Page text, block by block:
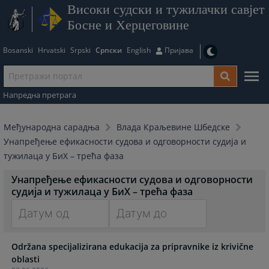
Високи судски и тужилачки савјет
Босне и Херцеговине
Bosanski Hrvatski Srpski Српски English Пријава
Напредна претрага
Међународна сарадња
Влада Краљевине Шбедске
Унапређење ефикасности судова и одговорности судија и
тужилаца у БиХ – трећа фаза
Унапређење ефикасности судова и одговорности
судија и тужилаца у БиХ – трећа фаза
forward
to
forward
Održana specijalizirana edukacija za pripravnike iz krivične
oblasti